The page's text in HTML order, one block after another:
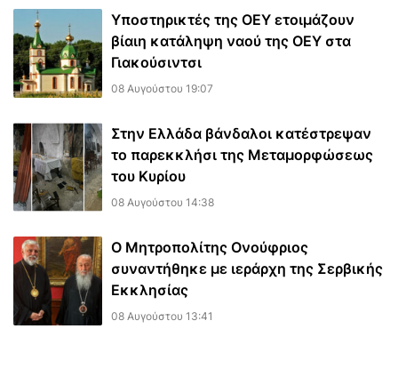
Υποστηρικτές της ΟΕΥ ετοιμάζουν
βίαιη κατάληψη ναού της ΟΕΥ στα
Γιακούσιντσι
08 Αυγούστου 19:07
Στην Ελλάδα βάνδαλοι κατέστρεψαν
το παρεκκλήσι της Μεταμορφώσεως
του Κυρίου
08 Αυγούστου 14:38
Ο Μητροπολίτης Ονούφριος
συναντήθηκε με ιεράρχη της Σερβικής
Εκκλησίας
08 Αυγούστου 13:41